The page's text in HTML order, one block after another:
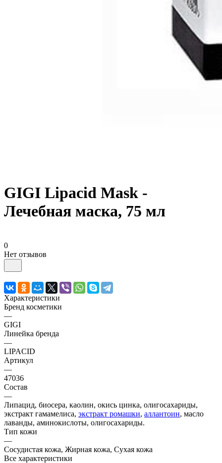
GIGI Lipacid Mask -
Лечебная маска, 75 мл
0
Нет отзывов
Характеристики
Бренд косметики
—
GIGI
Линейка бренда
—
LIPACID
Артикул
—
47036
Состав
—
Липацид, биосера, каолин, окись цинка, олигосахариды,
экстракт гамамелиса, экстракт ромашки, аллантоин, масло
лаванды, аминокислоты, олигосахариды.
Тип кожи
—
Сосудистая кожа, Жирная кожа, Сухая кожа
Все характеристики